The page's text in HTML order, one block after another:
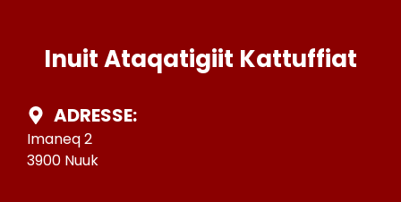
Inuit Ataqatigiit Kattuffiat
ADRESSE:
Imaneq 2
3900 Nuuk